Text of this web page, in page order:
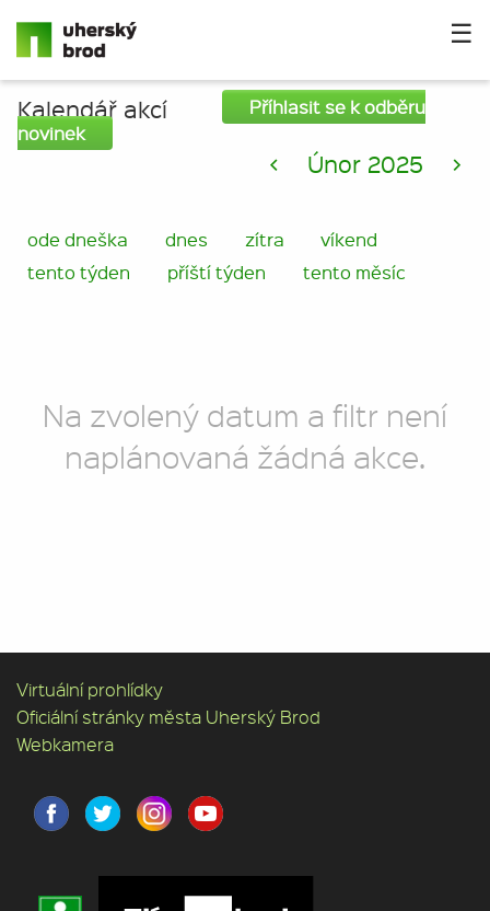
☰
Kalendář akcí
Příhlasit se k odběru
novinek
< Únor 2025 >
ode dneška dnes zítra
víkend
tento týden
příští týden tento měsíc
Na zvolený datum a filtr není
naplánovaná žádná akce.
Virtuální prohlídky
Oficiální stránky města Uherský Brod
Webkamera